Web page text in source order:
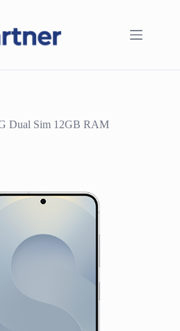
Dual Sim 12GB RAM